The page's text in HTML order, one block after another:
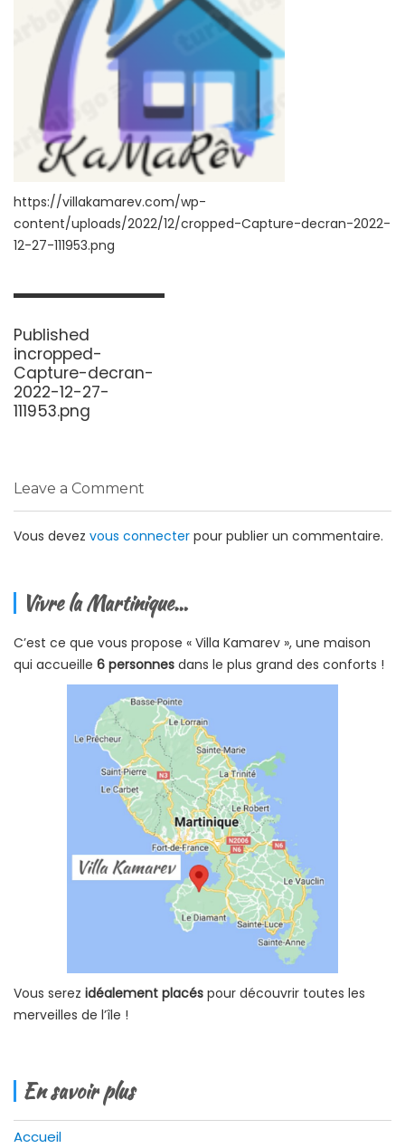
https://villakamarev.com/wp-
content/uploads/2022/12/cropped-Capture-decran-2022-
12-27-111953.png
Navigation
de
l’article
Published
incropped-
Capture-decran-
2022-12-27-
111953.png
Leave a Comment
Vous devez vous connecter pour publier un commentaire.
Vivre la Martinique…
C’est ce que vous propose « Villa Kamarev », une maison
qui accueille 6 personnes dans le plus grand des conforts !
Vous serez idéalement placés pour découvrir toutes les
merveilles de l’île !
En savoir plus
Accueil